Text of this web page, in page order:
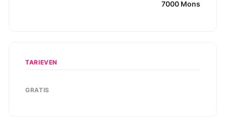
7000 Mons
TARIEVEN
GRATIS